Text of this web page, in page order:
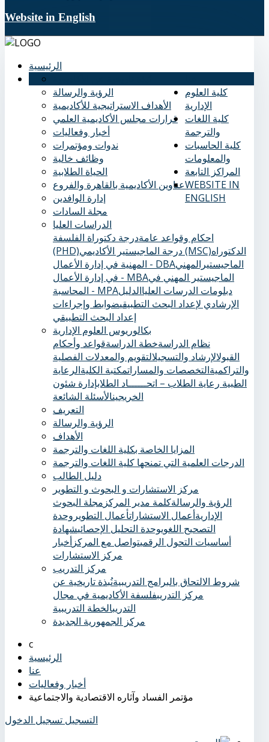
Website in English
الرئيسية
الرؤية والرسالة
الأهداف الاستراتيجية للأكاديمية
قرارات مجلس الأكاديمية العلمي
أخبار وفعاليات
ندوات ومؤتمرات
وظائف خالية
الحياة الطلابية
عناوين الأكاديمية بالقاهرة والفروع
إدارة الوافدين
كلية العلوم
الإدارية
مجلة السادات
الدراسات العليا
احكام وقواعد عامةدرجة دكتوراة الفلسفة
(PHD)
درجة الماجيستير الأكاديمي (MSC)الدكتوراه
المهنية في إدارة الأعمال - DBAالماجيستيرالمهني
في إدارة الأعمال - MBAالماجيستير المهني في
المحاسبة - MPA
دبلومات الدرسات العلياالدليل
الإرشادي لإعداد البحث التطبيقيضوابط وإجراءات
إعداد البحث التطبيقي
بكالوريوس العلوم الإدارية
نظام الدراسةخطة الدراسةقواعد وأحكام
القبولالإرشاد والتسجيلالتقويم والمعدلات الفصلية
والتراكميةالتخصصات والمساراتمكتبة الكليةالرعاية
الطبية ‏ رعاية الطلاب – اتحــــــاد الطلابإدارة شئون
الخريجينالأسئلة الشائعة
كلية اللغات
والترجمة
التعريف
الرؤية والرسالة
الأهداف
المزايا الخاصة بكلية اللغات والترجمة
الدرجات العلمية التي تمنحها كلية اللغات والترجمة
دليل الطالب
كلية الحاسبات
والمعلومات
المراكز التابعة
مركز الاستشارات و البحوث و التطوير
الرؤية والرسالةكلمة مدير المركز مجلة البحوث
الإداريةأعمال الاستشاراتأعمال التطوير وحدة
التصحيح اللغويوحدة التحليل الإحصائيشهادة
أساسيات التحول الرقميتواصل مع المركزأخبار
مركز الاستشارات
مركز التدريب
شروط الالتحاق بالبرامج التدريبيةنُبذة تاريخية عن
مركز التدريبفلسفة الأكاديمية في مجال
التدريبالخطة التدريبية
مركز الجمهورية الجديدة
WEBSITE IN
ENGLISH
الرئيسية
عنا
أخبار وفعاليات
مؤتمر الفساد وآثاره الاقتصادية والاجتماعية
التسجيل تسجيل الدخول